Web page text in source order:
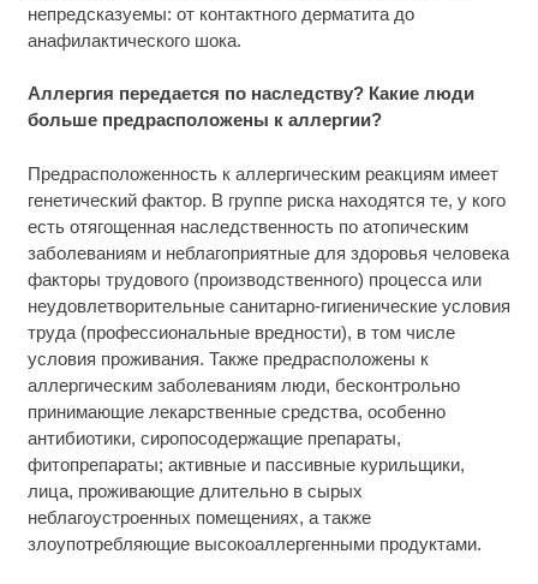
непредсказуемы: от контактного дерматита до
анафилактического шока.
Аллергия передается по наследству? Какие люди
больше предрасположены к аллергии?
Предрасположенность к аллергическим реакциям имеет
генетический фактор. В группе риска находятся те, у кого
есть отягощенная наследственность по атопическим
заболеваниям и неблагоприятные для здоровья человека
факторы трудового (производственного) процесса или
неудовлетворительные санитарно-гигиенические условия
труда (профессиональные вредности), в том числе
условия проживания. Также предрасположены к
аллергическим заболеваниям люди, бесконтрольно
принимающие лекарственные средства, особенно
антибиотики, сиропосодержащие препараты,
фитопрепараты; активные и пассивные курильщики,
лица, проживающие длительно в сырых
неблагоустроенных помещениях, а также
злоупотребляющие высокоаллергенными продуктами.